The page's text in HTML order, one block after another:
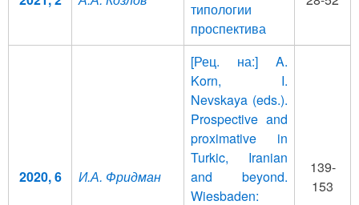
типологии
проспектива
2020, 6 И.А. Фридман
[Рец. на:] A.
Korn, I.
Nevskaya (eds.).
Prospective and
proximative in
Turkic, Iranian
and beyond.
Wiesbaden:
139-
153